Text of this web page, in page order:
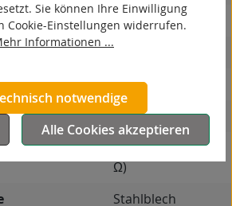
Bockrolle
antistatisch (≤ 10
Ω)
Stahlblech
Sie können Ihre Einwilligung
Cookie-Einstellungen widerrufen.
Informationen ...
notwendige
Alle Cookies akzeptieren